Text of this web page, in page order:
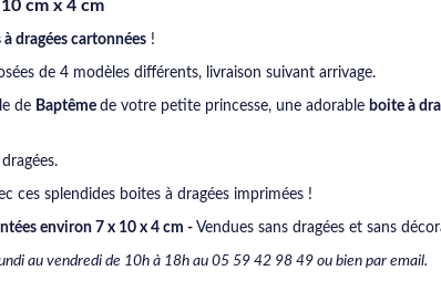
cm x 4 cm
à dragées cartonnées !
de 4 modèles différents, livraison suivant arrivage.
de Baptême de votre petite princesse, une adorable boite à
ces splendides boites à dragées imprimées !
environ 7 x 10 x 4 cm - Vendues sans dragées et sans
au vendredi de 10h à 18h au 05 59 42 98 49 ou bien par email.